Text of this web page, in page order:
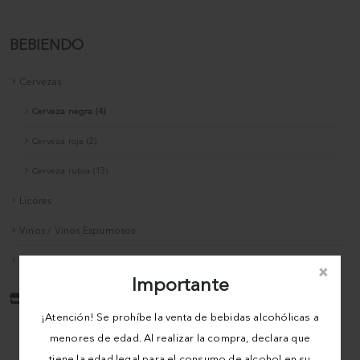
Importante
¡Atención! Se prohíbe la venta de bebidas alcohólicas a
menores de edad. Al realizar la compra, declara que
×
BEBIENDO
Cervezas
Cerveza negra (4)
Cerveza roja (2)
Cerveza rubia (13)
Licores
Vinos / Vinos Espumosos